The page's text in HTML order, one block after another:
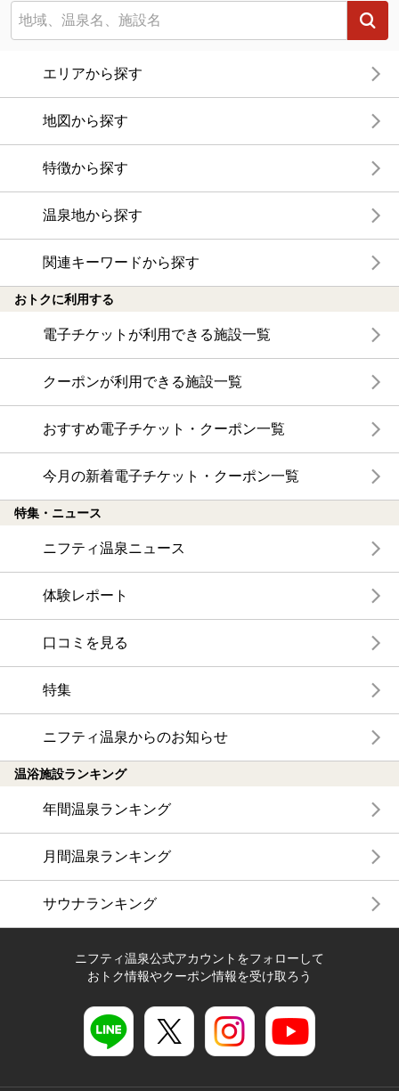
エリアから探す
地図から探す
特徴から探す
温泉地から探す
関連キーワードから探す
おトクに利用する
電子チケットが利用できる施設一覧
クーポンが利用できる施設一覧
おすすめ電子チケット・クーポン一覧
今月の新着電子チケット・クーポン一覧
特集・ニュース
ニフティ温泉ニュース
体験レポート
口コミを見る
特集
ニフティ温泉からのお知らせ
温浴施設ランキング
年間温泉ランキング
月間温泉ランキング
サウナランキング
ニフティ温泉公式アカウントをフォローして
おトク情報やクーポン情報を受け取ろう